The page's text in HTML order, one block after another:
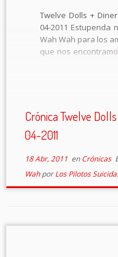
Twelve Dolls +
04-2011 Estupenda
Wah Wah para los
que nos
Crónica Twelve
04-2011
18 Abr, 2011enCrónicas
WahporLos Pilotos